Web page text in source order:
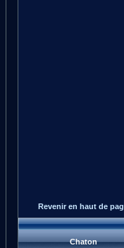
Revenir en haut de
Chaton